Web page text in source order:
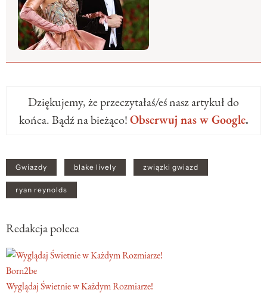
Dziękujemy, że przeczytałaś/eś nasz artykuł do
końca. Bądź na bieżąco!Obserwuj nas w Google.
Gwiazdy blake lively związki gwiazd
ryan reynolds
Redakcja poleca
Born2be
Wyglądaj Świetnie w Każdym Rozmiarze!